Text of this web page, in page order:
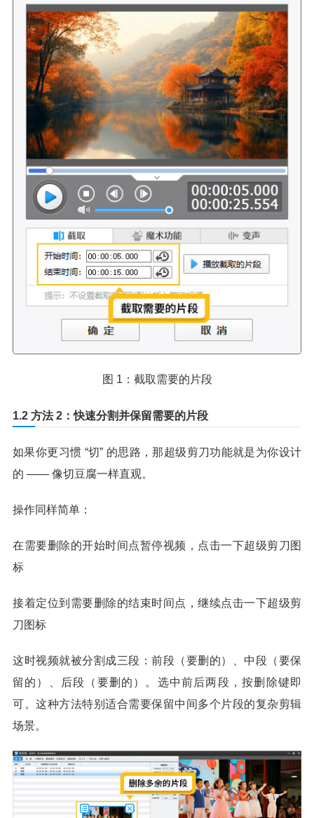
图 1：截取需要的片段
1.2 方法 2：快速分割并保留需要的片段
如果你更习惯 “切” 的思路，那超级剪刀功能就是为你设计
的 —— 像切豆腐一样直观。
操作同样简单：
在需要删除的开始时间点暂停视频，点击一下超级剪刀图
标
接着定位到需要删除的结束时间点，继续点击一下超级剪
刀图标
这时视频就被分割成三段：前段（要删的）、中段（要保
留的）、后段（要删的）。选中前后两段，按删除键即
可。这种方法特别适合需要保留中间多个片段的复杂剪辑
场景。